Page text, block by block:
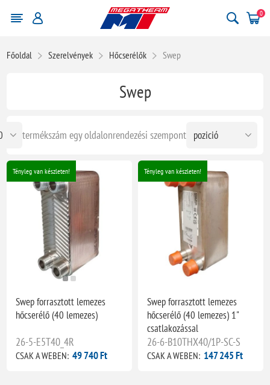
0
Főoldal Szerelvények Hőcserélők Swep
Swep
rendezési szempont
termékszám egy oldalon
Tényleg van készleten!
Swep forrasztott lemezes
hőcserélő (40 lemezes)
26-5-E5T40_4R
CSAK A WEBEN: 49 740 Ft
Tényleg van készleten!
Swep forrasztott lemezes
hőcserélő (40 lemezes) 1"
csatlakozással
26-6-B10THX40/1P-SC-S
CSAK A WEBEN: 147 245 Ft